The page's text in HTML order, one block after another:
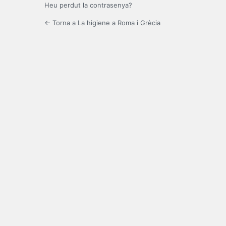
Heu perdut la contrasenya?
← Torna a La higiene a Roma i Grècia